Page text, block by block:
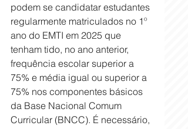
podem se candidatar estudantes
regularmente matriculados no 1º
ano do EMTI em 2025 que
tenham tido, no ano anterior,
frequência escolar superior a
75% e média igual ou superior a
75% nos componentes básicos
da Base Nacional Comum
Curricular (BNCC). É necessário,